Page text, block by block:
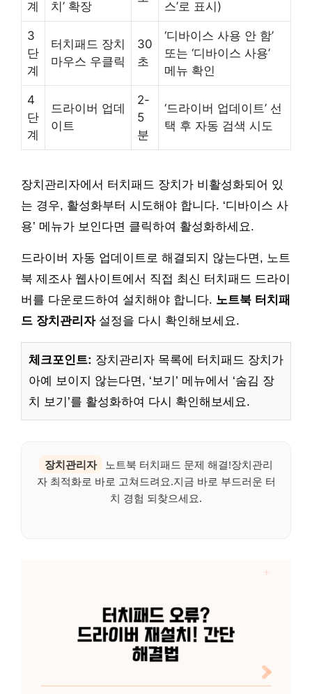
계 치’ 확장 스’로 표시)
3
단
계
터치패드 장치
마우스 우클릭
30
초
‘디바이스 사용 안 함’
또는 ‘디바이스 사용’
메뉴 확인
4
단
계
드라이버 업데
이트
2-
5
분
‘드라이버 업데이트’ 선
택 후 자동 검색 시도
장치관리자에서 터치패드 장치가 비활성화되어 있
는 경우, 활성화부터 시도해야 합니다. ‘디바이스 사
용’ 메뉴가 보인다면 클릭하여 활성화하세요.
드라이버 자동 업데이트로 해결되지 않는다면, 노트
북 제조사 웹사이트에서 직접 최신 터치패드 드라이
버를 다운로드하여 설치해야 합니다. 노트북 터치패
드 장치관리자설정을 다시 확인해보세요.
체크포인트: 장치관리자 목록에 터치패드 장치가
아예 보이지 않는다면, ‘보기’ 메뉴에서 ‘숨김 장
치 보기’를 활성화하여 다시 확인해보세요.
장치관리자
노트북 터치패드 문제 해결!장치관리
자 최적화로 바로 고쳐드려요.지금 바로 부드러운 터
치 경험 되찾으세요.